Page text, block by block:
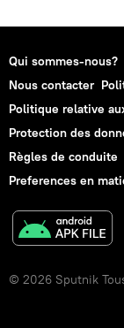
Qui sommes-nous?
Nous contacter
Politique relative
Protection des
Règles de conduite
Preferences en
© 2026 Sputnik